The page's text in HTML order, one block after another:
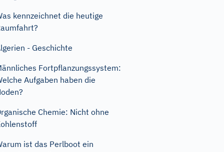
kennzeichnet die heutige
- Geschichte
Fortpflanzungssystem:
Aufgaben haben die
Chemie: Nicht ohne
ist das Perlboot ein